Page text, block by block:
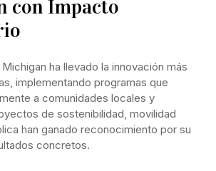
con Impacto
ha llevado la innovación más
implementando programas que
a comunidades locales y
de sostenibilidad, movilidad
han ganado reconocimiento por su
concretos.